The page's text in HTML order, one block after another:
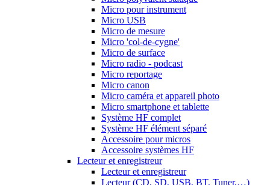
Micro pour instrument
Micro USB
Micro de mesure
Micro 'col-de-cygne'
Micro de surface
Micro radio - podcast
Micro reportage
Micro canon
Micro caméra et appareil photo
Micro smartphone et tablette
Système HF complet
Système HF élément séparé
Accessoire pour micros
Accessoire systèmes HF
Lecteur et enregistreur
Lecteur et enregistreur
Lecteur (CD, SD, USB, BT, Tuner,…)